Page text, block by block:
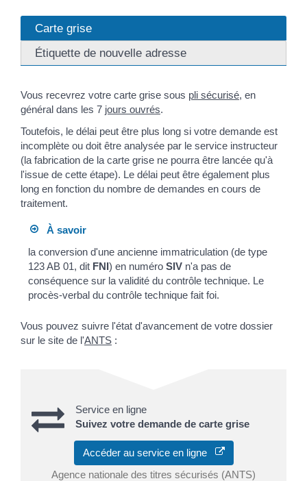
Carte grise
Étiquette de nouvelle adresse
Vous recevrez votre carte grise sous pli sécurisé, en
général dans les 7 jours ouvrés.
Toutefois, le délai peut être plus long si votre demande est
incomplète ou doit être analysée par le service instructeur
(la fabrication de la carte grise ne pourra être lancée qu'à
l'issue de cette étape). Le délai peut être également plus
long en fonction du nombre de demandes en cours de
traitement.
À savoir
la conversion d'une ancienne immatriculation (de type
123 AB 01, dit FNI) en numéroSIV n'a pas de
conséquence sur la validité du contrôle technique. Le
procès-verbal du contrôle technique fait foi.
Vous pouvez suivre l'état d'avancement de votre dossier
sur le site de l'ANTS :
Service en ligne
Suivez votre demande de carte grise
Accéder au service en ligne
Agence nationale des titres sécurisés (ANTS)